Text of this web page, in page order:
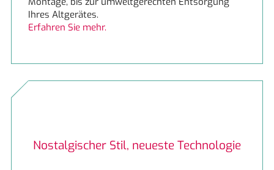
Ihres Altgerätes.
Erfahren Sie mehr.
Nostalgischer Stil, neueste Technologie
Spülbecken im Hauswirtschaftsraum
Haubenschrank mit Stauraum
Black and White
Flaschenhalter im Geschirrspüler
Hauswirtschaft clever in die Küche
integriert
Kochtisch statt Kücheninsel